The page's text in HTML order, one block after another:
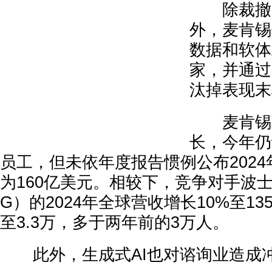
除裁撤
外，麦肯
数据和软
家，并通
汰掉表现
麦肯锡
长，今年
员工，但未依年度报告惯例公布
为160亿美元。相较下，竞争对手波
G）的2024年全球营收增长10%至
至3.3万，多于两年前的3万人。
此外，生成式AI也对谘询业造成